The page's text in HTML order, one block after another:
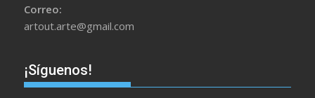
Correo:
artout.arte@gmail.com
¡Síguenos!